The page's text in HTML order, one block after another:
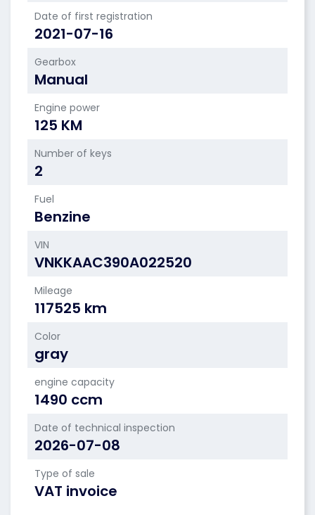
Date of first registration
2021-07-16
Gearbox
Manual
Engine power
125 KM
Number of keys
2
Fuel
Benzine
VIN
VNKKAAC390A022520
Mileage
117525 km
Color
gray
engine capacity
1490 ccm
Date of technical inspection
2026-07-08
Type of sale
VAT invoice